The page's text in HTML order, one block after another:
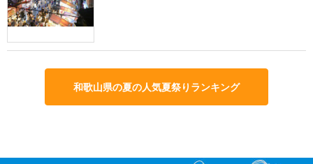
和歌山県の夏の人気夏祭りランキング